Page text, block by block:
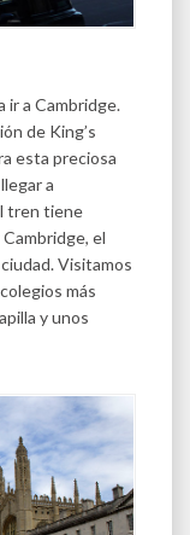
ir a Cambridge.
de King’s
esta preciosa
a
tren tiene
el
Visitamos
más
y unos